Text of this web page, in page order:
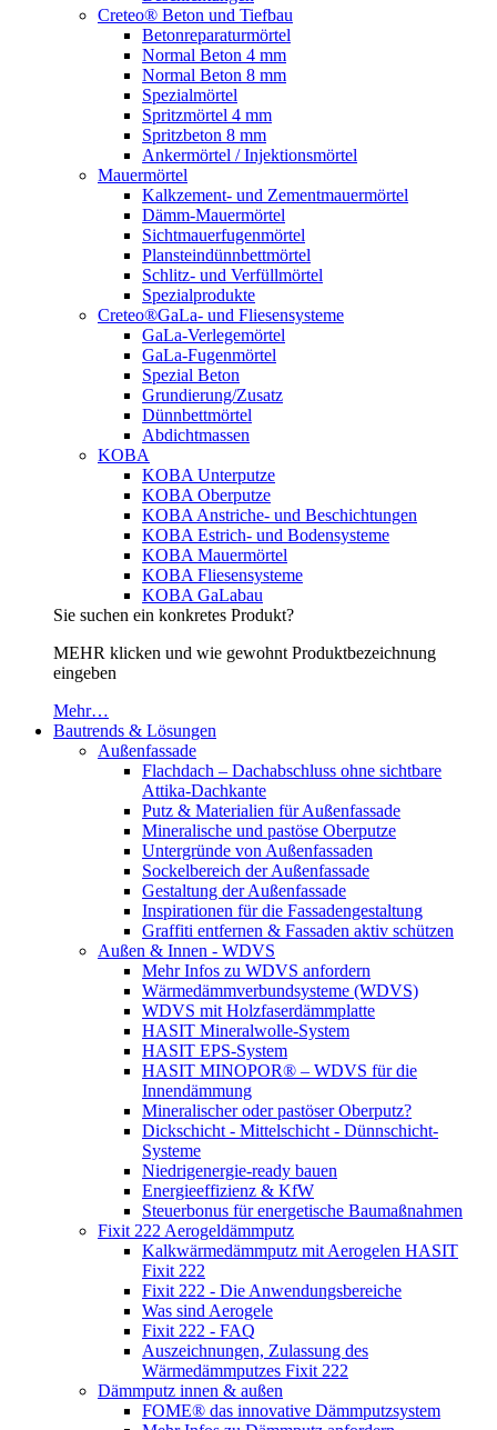
Creteo® Beton und Tiefbau
Betonreparaturmörtel
Normal Beton 4 mm
Normal Beton 8 mm
Spezialmörtel
Spritzmörtel 4 mm
Spritzbeton 8 mm
Ankermörtel / Injektionsmörtel
Mauermörtel
Kalkzement- und Zementmauermörtel
Dämm-Mauermörtel
Sichtmauerfugenmörtel
Plansteindünnbettmörtel
Schlitz- und Verfüllmörtel
Spezialprodukte
Creteo®GaLa- und Fliesensysteme
GaLa-Verlegemörtel
GaLa-Fugenmörtel
Spezial Beton
Grundierung/Zusatz
Dünnbettmörtel
Abdichtmassen
KOBA
KOBA Unterputze
KOBA Oberputze
KOBA Anstriche- und Beschichtungen
KOBA Estrich- und Bodensysteme
KOBA Mauermörtel
KOBA Fliesensysteme
KOBA GaLabau
Sie suchen ein konkretes Produkt?
MEHR klicken und wie gewohnt Produktbezeichnung
eingeben
Mehr…
Bautrends & Lösungen
Außenfassade
Flachdach – Dachabschluss ohne sichtbare
Attika-Dachkante
Putz & Materialien für Außenfassade
Mineralische und pastöse Oberputze
Untergründe von Außenfassaden
Sockelbereich der Außenfassade
Gestaltung der Außenfassade
Inspirationen für die Fassadengestaltung
Graffiti entfernen & Fassaden aktiv schützen
Außen & Innen - WDVS
Mehr Infos zu WDVS anfordern
Wärmedämmverbundsysteme (WDVS)
WDVS mit Holzfaserdämmplatte
HASIT Mineralwolle-System
HASIT EPS-System
HASIT MINOPOR® – WDVS für die
Innendämmung
Mineralischer oder pastöser Oberputz?
Dickschicht - Mittelschicht - Dünnschicht-
Systeme
Niedrigenergie-ready bauen
Energieeffizienz & KfW
Steuerbonus für energetische Baumaßnahmen
Fixit 222 Aerogeldämmputz
Kalkwärmedämmputz mit Aerogelen HASIT
Fixit 222
Fixit 222 - Die Anwendungsbereiche
Was sind Aerogele
Fixit 222 - FAQ
Auszeichnungen, Zulassung des
Wärmedämmputzes Fixit 222
Dämmputz innen & außen
FOME® das innovative Dämmputzsystem